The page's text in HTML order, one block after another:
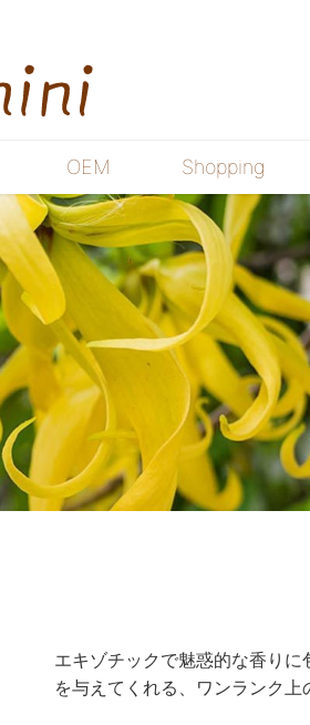
OEM Shopping
エキゾチックで魅惑的な香り
を与えてくれる、ワンランク上